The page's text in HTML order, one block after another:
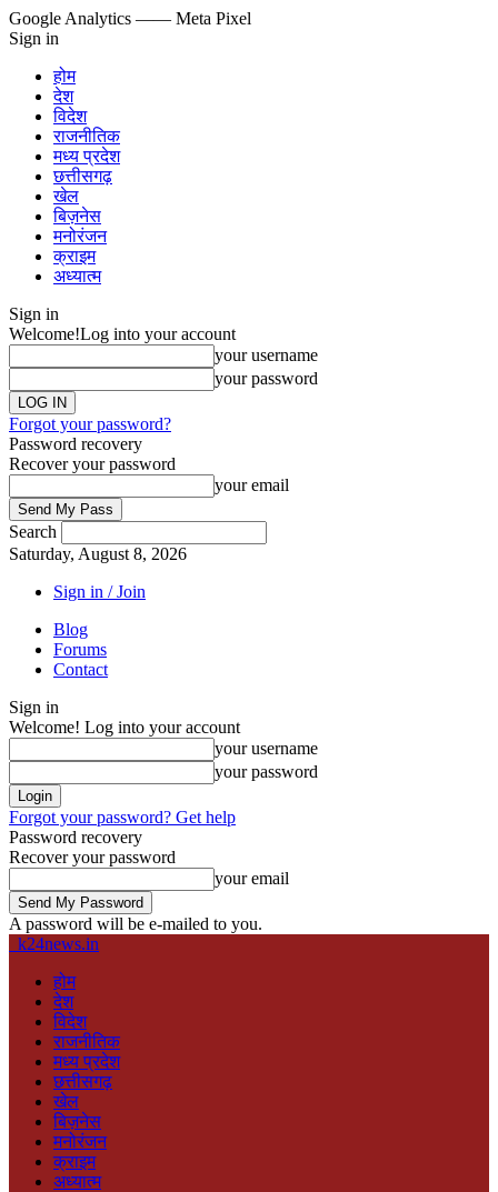
Google Analytics —— Meta Pixel
Sign in
होम
देश
विदेश
राजनीतिक
मध्य प्रदेश
छत्तीसगढ़
खेल
बिज़नेस
मनोरंजन
क्राइम
अध्यात्म
Sign in
Welcome!Log into your account
your username
your password
Forgot your password?
Password recovery
Recover your password
your email
Search
Saturday, August 8, 2026
Sign in / Join
Blog
Forums
Contact
Sign in
Welcome! Log into your account
your username
your password
Forgot your password? Get help
Password recovery
Recover your password
your email
A password will be e-mailed to you.
k24news.in
होम
देश
विदेश
राजनीतिक
मध्य प्रदेश
छत्तीसगढ़
खेल
बिज़नेस
मनोरंजन
क्राइम
अध्यात्म